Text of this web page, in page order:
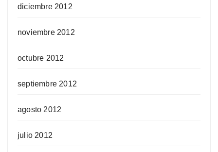
diciembre 2012
noviembre 2012
octubre 2012
septiembre 2012
agosto 2012
julio 2012